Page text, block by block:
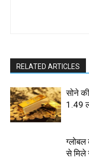
RELATED ARTICLES
सोने
1.49
ग्लोबल
से मिले